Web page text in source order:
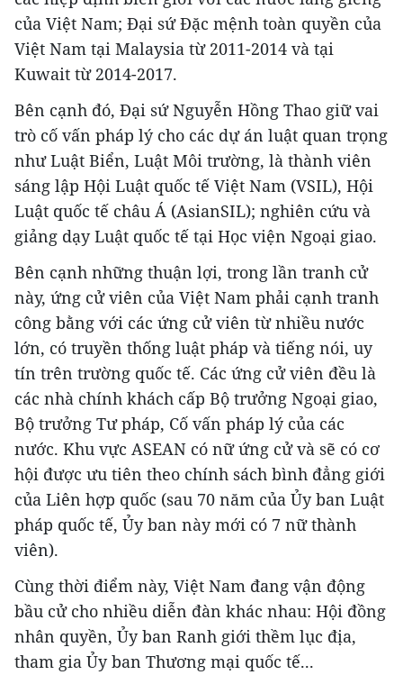
của Việt Nam; Đại sứ Đặc mệnh toàn quyền của
Việt Nam tại Malaysia từ 2011-2014 và tại
Kuwait từ 2014-2017.
Bên cạnh đó, Đại sứ Nguyễn Hồng Thao giữ vai
trò cố vấn pháp lý cho các dự án luật quan trọng
như Luật Biển, Luật Môi trường, là thành viên
sáng lập Hội Luật quốc tế Việt Nam (VSIL), Hội
Luật quốc tế châu Á (AsianSIL); nghiên cứu và
giảng dạy Luật quốc tế tại Học viện Ngoại giao.
Bên cạnh những thuận lợi, trong lần tranh cử
này, ứng cử viên của Việt Nam phải cạnh tranh
công bằng với các ứng cử viên từ nhiều nước
lớn, có truyền thống luật pháp và tiếng nói, uy
tín trên trường quốc tế. Các ứng cử viên đều là
các nhà chính khách cấp Bộ trưởng Ngoại giao,
Bộ trưởng Tư pháp, Cố vấn pháp lý của các
nước. Khu vực ASEAN có nữ ứng cử và sẽ có cơ
hội được ưu tiên theo chính sách bình đẳng giới
của Liên hợp quốc (sau 70 năm của Ủy ban Luật
pháp quốc tế, Ủy ban này mới có 7 nữ thành
viên).
Cùng thời điểm này, Việt Nam đang vận động
bầu cử cho nhiều diễn đàn khác nhau: Hội đồng
nhân quyền, Ủy ban Ranh giới thềm lục địa,
tham gia Ủy ban Thương mại quốc tế...